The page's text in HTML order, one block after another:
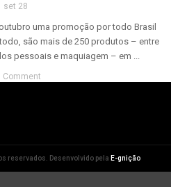
set 28
uma promoção por todo Brasil
são mais de 250 produtos – entre
pessoais e maquiagem – em ...
Comment
reservados. Desenvolvido pela E-gnição